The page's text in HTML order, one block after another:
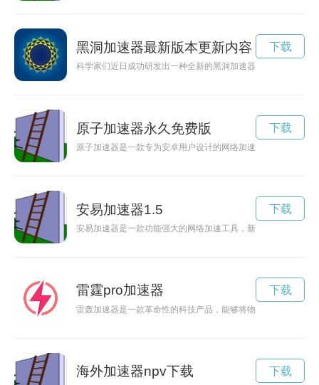
黑洞加速器最新版本更新内容
科学家们近日成功研发出一种全新的黑洞加速器，将为我们带来
下载
原子加速器永久免费版
原子加速器是一款专为安卓用户设计的网络加速应用，可以帮
下载
安易加速器1.5
安易加速器是一款功能强大的网络加速工具，新版本1.0.0正式
下载
雷霆pro加速器
雷轰加速器是一款革命性的科技产品，能够将物体加速到超高
下载
海外加速器npv下载 下载